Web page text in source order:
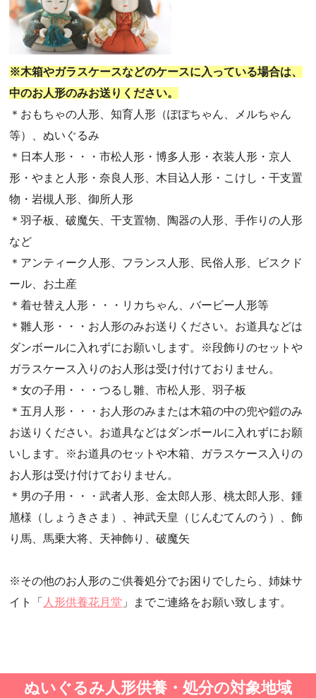
・第66回人形供養祭(令和5年12月22日(金))
・第65回人形供養祭(令和5年11月09日(木))
・第64回人形供養祭(令和5年9月21日(木))
・第63回人形供養祭(令和5年8月1日(火))
・第62回人形供養祭(令和5年6月21日(水))
・第61回人形供養祭(令和5年5月19日(金))
・第60回人形供養祭(令和5年3月28日(火))
・第59回人形供養祭(令和5年2月10日(金))
・第58回人形供養祭(令和5年12月21日(水))
・第57回人形供養祭(令和4年11月22日(火))
・第56回人形供養祭(令和4年10月19日(水))
・第55回人形供養祭(令和4年9月8日(木))
・第54回人形供養祭(令和4年8月1日(月))
・第53回人形供養祭(令和4年7月1日(金))
・第52回人形供養祭(令和4年5月17日(火))
・第51回人形供養祭(令和4年4月18日(月))
・第50回人形供養祭(令和4年3月15日(火))
・第49回人形供養祭(令和4年1月17日(月))
・第48回人形供養祭(令和3年12月3日(金))
・第47回人形供養祭(令和3年10月11日(月))
・第46回人形供養祭(令和3年9月13日(月))
・第45回人形供養祭(令和3年7月12日(月))
・第44回人形供養祭(令和3年6月3日(木))
・第43回人形供養祭(令和3年4月23日(金))
・第42回人形供養祭(令和3年3月9日(水))
・第41回人形供養祭(令和3年1月27日(水))
・第39回人形供養祭(令和2年10月22日(木))
・第38回人形供養祭(令和2年8月26日(水))
・第34回人形供養祭(令和元年12月18日(水))
※木箱やガラスケースなどのケースに入っている場合は、
中のお人形のみお送りください。
＊おもちゃの人形、知育人形（ぽぽちゃん、メルちゃん
等）、ぬいぐるみ
＊日本人形・・・市松人形・博多人形・衣装人形・京人
形・やまと人形・奈良人形、木目込人形・こけし・干支置
物・岩槻人形、御所人形
＊羽子板、破魔矢、干支置物、陶器の人形、手作りの人形
など
＊アンティーク人形、フランス人形、民俗人形、ビスクド
ール、お土産
＊着せ替え人形・・・リカちゃん、バービー人形等
＊雛人形・・・お人形のみお送りください。お道具などは
ダンボールに入れずにお願いします。※段飾りのセットや
ガラスケース入りのお人形は受け付けておりません。
＊女の子用・・・つるし雛、市松人形、羽子板
＊五月人形・・・お人形のみまたは木箱の中の兜や鎧のみ
お送りください。お道具などはダンボールに入れずにお願
いします。※お道具のセットや木箱、ガラスケース入りの
お人形は受け付けておりません。
＊男の子用・・・武者人形、金太郎人形、桃太郎人形、鍾
馗様（しょうきさま）、神武天皇（じんむてんのう）、飾
り馬、馬乗大将、天神飾り、破魔矢
※その他のお人形のご供養処分でお困りでしたら、姉妹サ
イト「 人形供養花月堂 」までご連絡をお願い致します。
ぬいぐるみ人形供養・処分の対象地域